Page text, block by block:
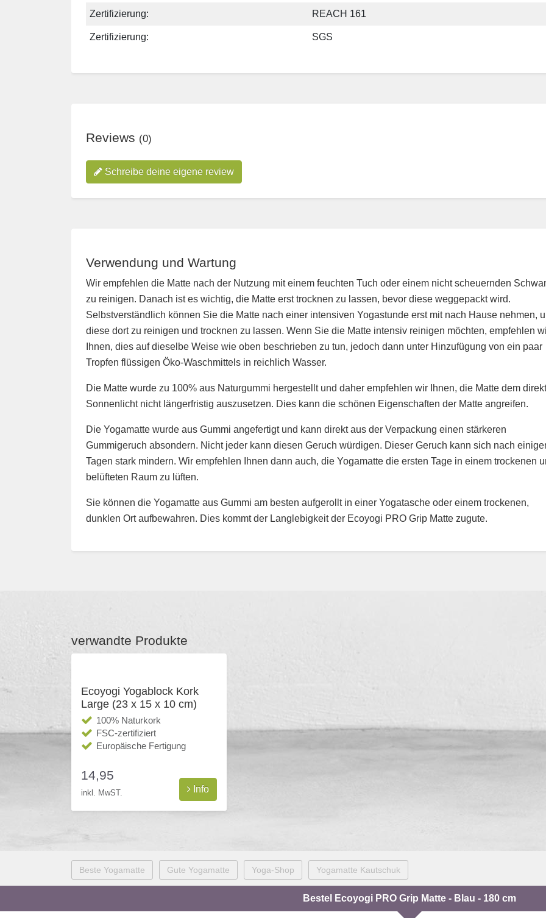
Zertifizierung: REACH 161
Zertifizierung: SGS
Reviews (0)
Schreibe deine eigene review
Verwendung und Wartung
Wir empfehlen die Matte nach der Nutzung mit einem feuchten Tuch oder einem nicht scheuernden
zu reinigen. Danach ist es wichtig, die Matte erst trocknen zu lassen, bevor diese weggepackt wird.
Selbstverständlich können Sie die Matte nach einer intensiven Yogastunde erst mit nach Hause nehmen,
diese dort zu reinigen und trocknen zu lassen. Wenn Sie die Matte intensiv reinigen möchten, empfehlen
Ihnen, dies auf dieselbe Weise wie oben beschrieben zu tun, jedoch dann unter Hinzufügung von ein paar
Tropfen flüssigen Öko-Waschmittels in reichlich Wasser.
Die Matte wurde zu 100% aus Naturgummi hergestellt und daher empfehlen wir Ihnen, die Matte dem
Sonnenlicht nicht längerfristig auszusetzen. Dies kann die schönen Eigenschaften der Matte angreifen.
Die Yogamatte wurde aus Gummi angefertigt und kann direkt aus der Verpackung einen stärkeren
Gummigeruch absondern. Nicht jeder kann diesen Geruch würdigen. Dieser Geruch kann sich nach
Tagen stark mindern. Wir empfehlen Ihnen dann auch, die Yogamatte die ersten Tage in einem trockenen
belüfteten Raum zu lüften.
Sie können die Yogamatte aus Gummi am besten aufgerollt in einer Yogatasche oder einem trockenen,
dunklen Ort aufbewahren. Dies kommt der Langlebigkeit der Ecoyogi PRO Grip Matte zugute.
verwandte Produkte
Ecoyogi Yogablock Kork
Large (23 x 15 x 10 cm)
100% Naturkork
FSC-zertifiziert
Europäische Fertigung
14,95
inkl. MwST. Info
Beste Yogamatte Gute Yogamatte Yoga-Shop Yogamatte Kautschuk
Bestel Ecoyogi PRO Grip Matte - Blau - 180 cm